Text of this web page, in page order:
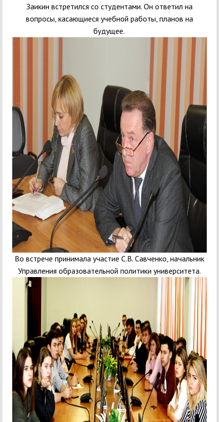
Заикин встретился со студентами. Он ответил на
вопросы, касающиеся учебной работы, планов на
будущее.
Во встрече принимала участие С.В. Савченко, начальник
Управления образовательной политики университета.